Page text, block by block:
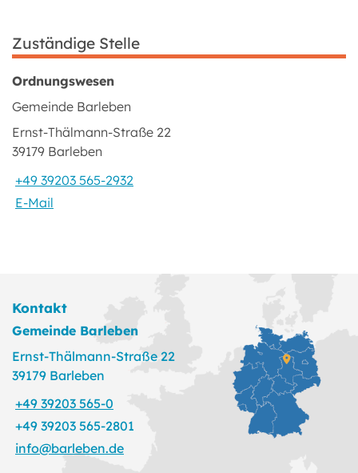
Zuständige Stelle
Ordnungswesen
Gemeinde Barleben
Ernst-Thälmann-Straße 22
39179 Barleben
+49 39203 565-2932
E-Mail
Kontakt
Gemeinde Barleben
Ernst-Thälmann-Straße 22
39179 Barleben
+49 39203 565-0
+49 39203 565-2801
info@barleben.de